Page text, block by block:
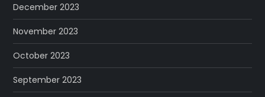
December 2023
November 2023
October 2023
September 2023